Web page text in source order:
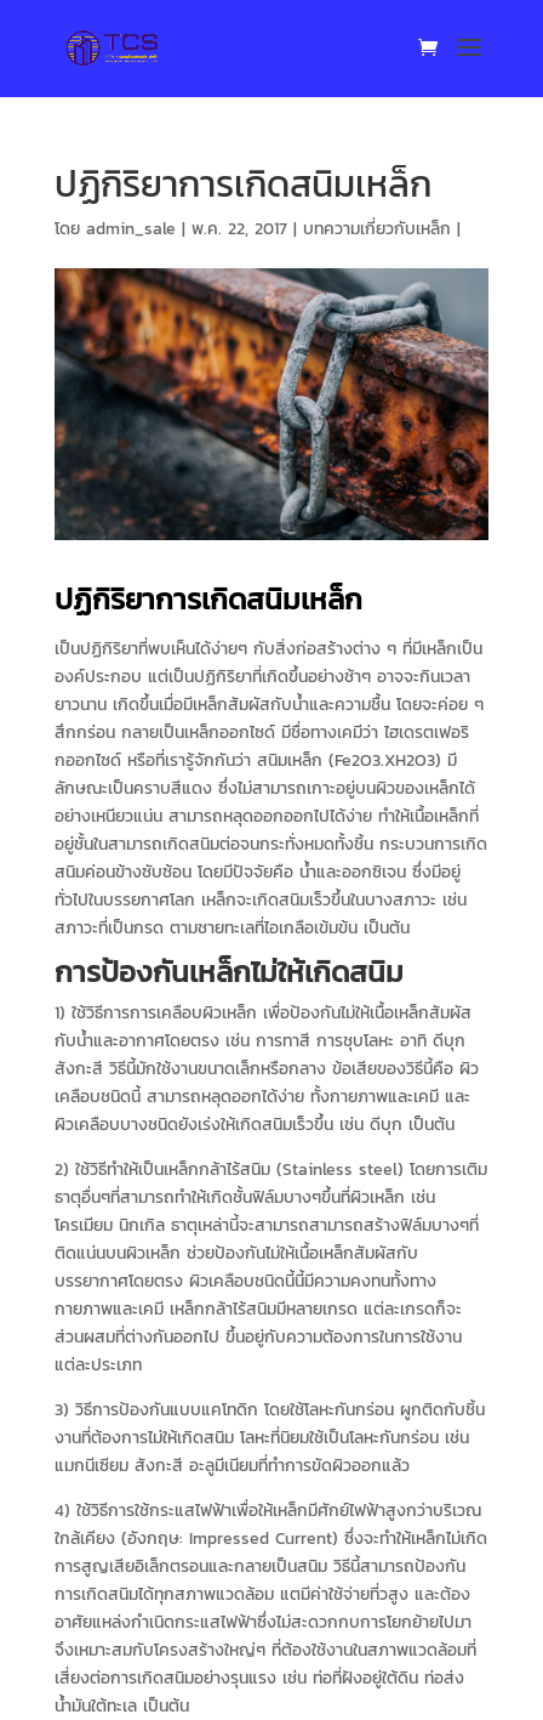
ปฏิกิริยาการเกิดสนิมเหล็ก
โดย admin_sale | พ.ค. 22, 2017| บทความเกี่ยวกับเหล็ก |
ปฏิกิริยาการเกิดสนิมเหล็ก
เป็นปฏิกิริยาที่พบเห็นได้ง่ายๆ กับสิ่งก่อสร้างต่าง ๆ ที่มีเหล็กเป็น
องค์ประกอบ แต่เป็นปฏิกิริยาที่เกิดขึ้นอย่างช้าๆ อาจจะกินเวลา
ยาวนาน เกิดขึ้นเมื่อมีเหล็กสัมผัสกับน้ำและความชื้น โดยจะค่อย ๆ
สึกกร่อน กลายเป็นเหล็กออกไซด์ มีชื่อทางเคมีว่า ไฮเดรตเฟอริ
กออกไซด์ หรือที่เรารู้จักกันว่า สนิมเหล็ก (Fe2O3.XH2O3) มี
ลักษณะเป็นคราบสีแดง ซึ่งไม่สามารถเกาะอยู่บนผิวของเหล็กได้
อย่างเหนียวแน่น สามารถหลุดออกออกไปได้ง่าย ทำให้เนื้อเหล็กที่
อยู่ชั้นในสามารถเกิดสนิมต่อจนกระทั่งหมดทั้งชิ้น กระบวนการเกิด
สนิมค่อนข้างซับซ้อน โดยมีปัจจัยคือ น้ำและออกซิเจน ซึ่งมีอยู่
ทั่วไปในบรรยกาศโลก เหล็กจะเกิดสนิมเร็วขึ้นในบางสภาวะ เช่น
สภาวะที่เป็นกรด ตามชายทะเลที่ไอเกลือเข้มข้น เป็นต้น
การป้องกันเหล็กไม่ให้เกิดสนิม
1) ใช้วิธีการการเคลือบผิวเหล็ก เพื่อป้องกันไม่ให้เนื้อเหล็กสัมผัส
กับน้ำและอากาศโดยตรง เช่น การทาสี การชุบโลหะ อาทิ ดีบุก
สังกะสี วิธีนี้มักใช้งานขนาดเล็กหรือกลาง ข้อเสียของวิธีนี้คือ ผิว
เคลือบชนิดนี้ สามารถหลุดออกได้ง่าย ทั้งกายภาพและเคมี และ
ผิวเคลือบบางชนิดยังเร่งให้เกิดสนิมเร็วขึ้น เช่น ดีบุก เป็นต้น
2) ใช้วิธีทำให้เป็นเหล็กกล้าไร้สนิม (Stainless steel) โดยการเติม
ธาตุอื่นๆที่สามารถทำให้เกิดชั้นฟิล์มบางๆขึ้นที่ผิวเหล็ก เช่น
โครเมียม นิกเกิล ธาตุเหล่านี้จะสามารถสามารถสร้างฟิล์มบางๆที่
ติดแน่นบนผิวเหล็ก ช่วยป้องกันไม่ให้เนื้อเหล็กสัมผัสกับ
บรรยากาศโดยตรง ผิวเคลือบชนิดนี้นี้มีความคงทนทั้งทาง
กายภาพและเคมี เหล็กกล้าไร้สนิมมีหลายเกรด แต่ละเกรดก็จะ
ส่วนผสมที่ต่างกันออกไป ขึ้นอยู่กับความต้องการในการใช้งาน
แต่ละประเภท
3) วิธีการป้องกันแบบแคโทดิก โดยใช้โลหะกันกร่อน ผูกติดกับชิ้น
งานที่ต้องการไม่ให้เกิดสนิม โลหะที่นิยมใช้เป็นโลหะกันกร่อน เช่น
แมกนีเซียม สังกะสี อะลูมีเนียมที่ทำการขัดผิวออกแล้ว
4) ใช้วิธีการใช้กระแสไฟฟ้าเพื่อให้เหล็กมีศักย์ไฟฟ้าสูงกว่าบริเวณ
ใกล้เคียง (อังกฤษ: Impressed Current) ซึ่งจะทำให้เหล็กไม่เกิด
การสูญเสียอิเล็กตรอนและกลายเป็นสนิม วิธีนี้สามารถป้องกัน
การเกิดสนิมได้ทุกสภาพแวดล้อม แตมีค่าใช้จ่ายที่วสูง และต้อง
อาศัยแหล่งกำเนิดกระแสไฟฟ้าซึ่งไม่สะดวกกบการโยกย้ายไปมา
จึงเหมาะสมกับโครงสร้างใหญ่ๆ ที่ต้องใช้งานในสภาพแวดล้อมที่
เสี่ยงต่อการเกิดสนิมอย่างรุนแรง เช่น ท่อที่ฝังอยู่ใต้ดิน ท่อส่ง
น้ำมันใต้ทะเล เป็นต้น